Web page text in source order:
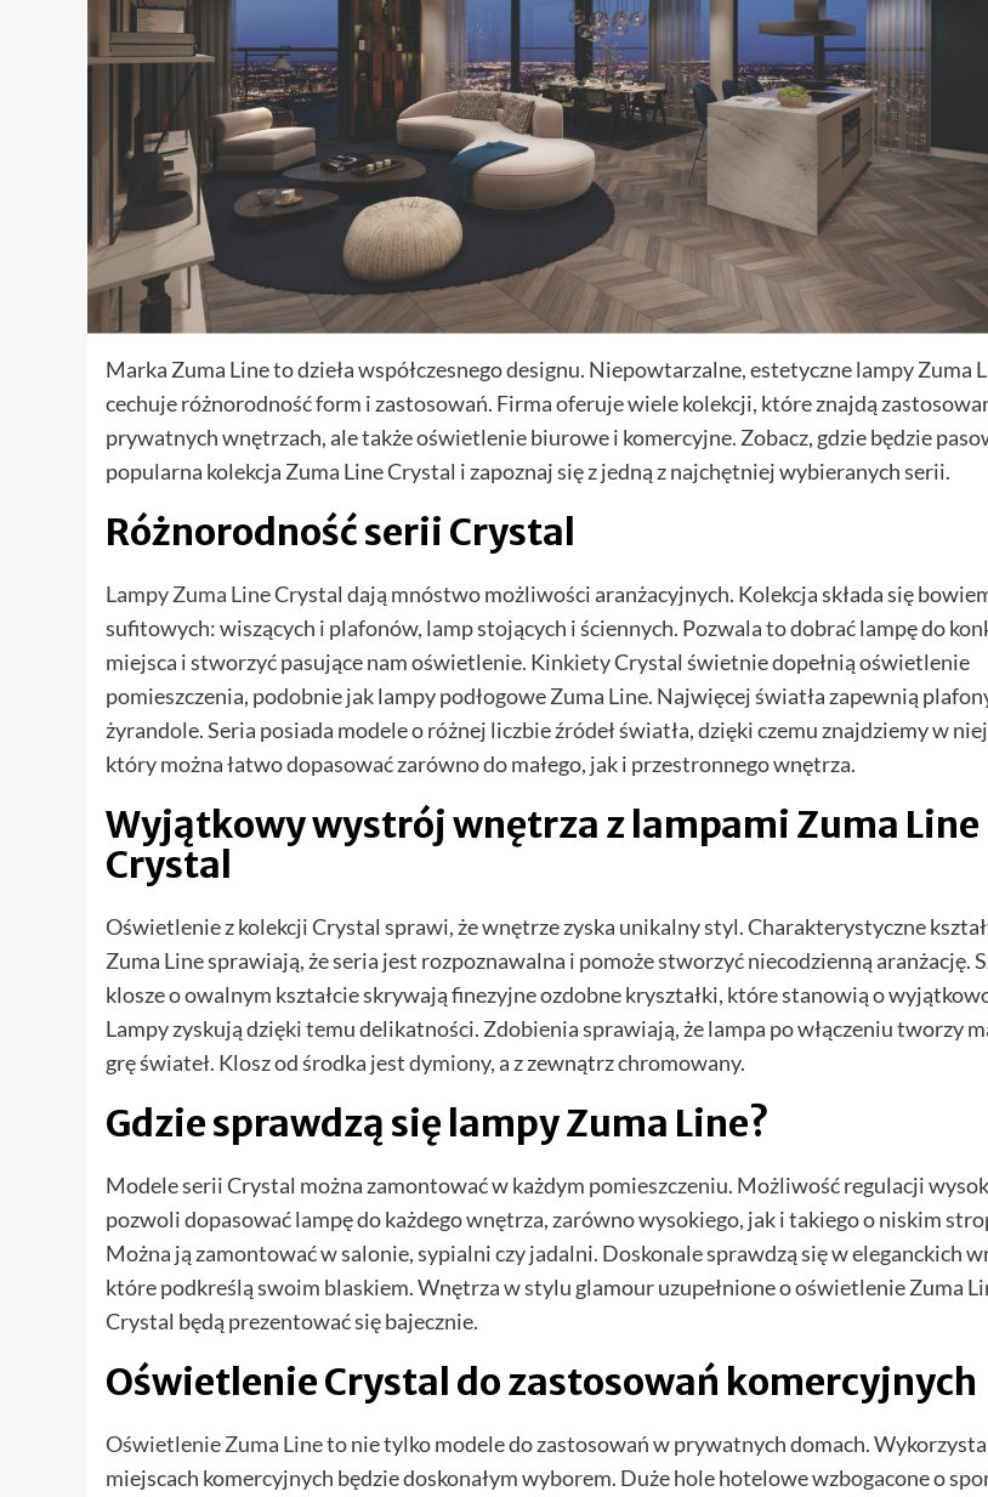
Marka Zuma Line to dzieła współczesnego designu. Niepowtarzalne, estetyczne lampy Zuma
cechuje różnorodność form i zastosowań. Firma oferuje wiele kolekcji, które znajdą
prywatnych wnętrzach, ale także oświetlenie biurowe i komercyjne. Zobacz, gdzie będzie
popularna kolekcja Zuma Line Crystal i zapoznaj się z jedną z najchętniej wybieranych serii.
Różnorodność serii Crystal
Lampy Zuma LineCrystal dają mnóstwo możliwości aranżacyjnych. Kolekcja składa się
sufitowych: wiszących i plafonów, lamp stojących i ściennych. Pozwala to dobrać lampę do
miejsca i stworzyć pasujące nam oświetlenie. Kinkiety Crystal świetnie dopełnią oświetlenie
pomieszczenia, podobnie jak lampy podłogowe Zuma Line. Najwięcej światła zapewnią
żyrandole. Seria posiada modele o różnej liczbie źródeł światła, dzięki czemu znajdziemy w
który można łatwo dopasować zarówno do małego, jak i przestronnego wnętrza.
Wyjątkowy wystrój wnętrza z lampami Zuma Line
Crystal
Oświetlenie z kolekcji Crystal sprawi, że wnętrze zyska unikalny styl. Charakterystyczne
Zuma Line sprawiają, że seria jest rozpoznawalna i pomoże stworzyć niecodzienną aranżację.
klosze o owalnym kształcie skrywają finezyjne ozdobne kryształki, które stanowią o
Lampy zyskują dzięki temu delikatności. Zdobienia sprawiają, że lampa po włączeniu tworzy
grę świateł. Klosz od środka jest dymiony, a z zewnątrz chromowany.
Gdzie sprawdzą się lampy Zuma Line?
Modele serii Crystal można zamontować w każdym pomieszczeniu. Możliwość regulacji
pozwoli dopasować lampę do każdego wnętrza, zarówno wysokiego, jak i takiego o niskim
Można ją zamontować w salonie, sypialni czy jadalni. Doskonale sprawdzą się w eleganckich
które podkreślą swoim blaskiem. Wnętrza w stylu glamour uzupełnione o oświetlenie Zuma
Crystal będą prezentować się bajecznie.
Oświetlenie Crystal do zastosowań komercyjnych
Oświetlenie Zuma Lineto nie tylko modele do zastosowań w prywatnych domach.
miejscach komercyjnych będzie doskonałym wyborem. Duże hole hotelowe wzbogacone o